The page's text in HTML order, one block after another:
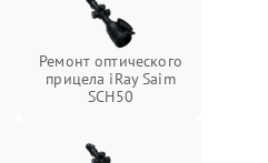
Ремонт оптического
прицела iRay Saim
SCH50